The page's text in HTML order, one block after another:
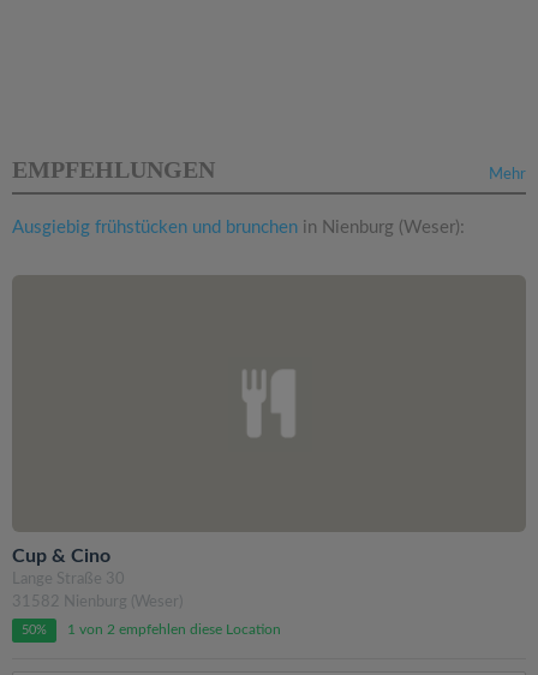
Mehr
EMPFEHLUNGEN
Ausgiebig frühstücken und brunchen in Nienburg (Weser):
Cup & Cino
Lange Straße 30
31582 Nienburg (Weser)
50% 1 von 2 empfehlen diese Location